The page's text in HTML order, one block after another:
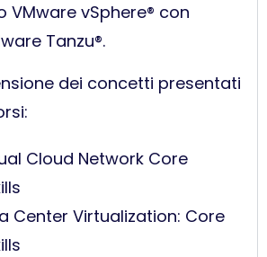
VMware vSphere® con
Tanzu®.
dei concetti presentati
Cloud Network Core
Center Virtualization: Core